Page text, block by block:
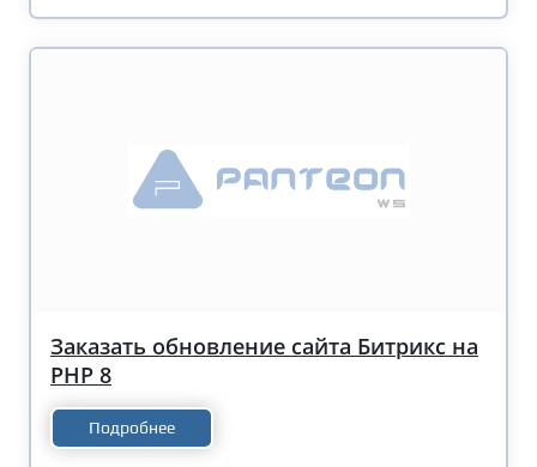
Заказать обновление сайта Битрикс на
PHP 8
Подробнее